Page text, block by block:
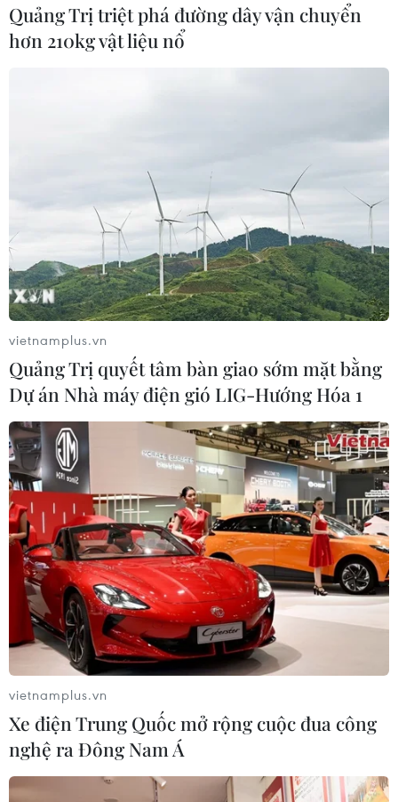
Quảng Trị triệt phá đường dây vận chuyển
hơn 210kg vật liệu nổ
vietnamplus.vn
Quảng Trị quyết tâm bàn giao sớm mặt bằng
Dự án Nhà máy điện gió LIG-Hướng Hóa 1
vietnamplus.vn
Xe điện Trung Quốc mở rộng cuộc đua công
nghệ ra Đông Nam Á